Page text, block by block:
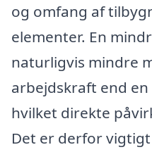
og omfang af
elementer. En
naturligvis mindre
arbejdskraft end
hvilket direkte
Det er derfor